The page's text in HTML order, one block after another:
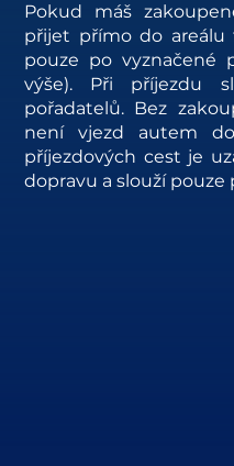
Pokud máš
přijet přímo do areálu
pouze po vyznačené
výše). Při příjezdu
pořadatelů. Bez
není vjezd autem
příjezdových cest je
dopravu a slouží pouze